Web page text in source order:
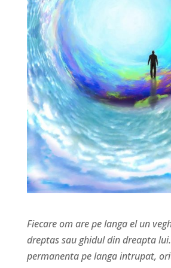
Fiecare om are pe langa el un
dreptas sau ghidul din dreapta
permanenta pe langa intrupat,